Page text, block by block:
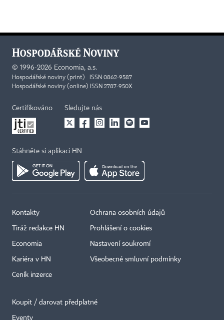
© 1996-2026 Economia, a.s.
Hospodářské noviny (print) ISSN 0862-9587
Hospodářské noviny (online) ISSN 2787-950X
Certifikováno Sledujte nás
Stáhněte si aplikaci HN
Kontakty
Tiráž redakce HN
Economia
Kariéra v HN
Ceník inzerce
Ochrana osobních údajů
Prohlášení o cookies
Nastavení soukromí
Všeobecné smluvní podmínky
Koupit / darovat předplatné
Eventy